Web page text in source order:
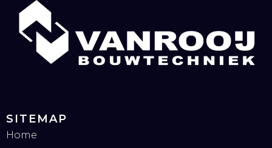
SITEMAP
Home